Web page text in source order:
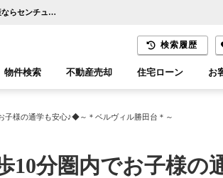
◆2路線利用可◎小・中学校徒歩10分圏内でお子様の通学も安心♪◆～＊ベルヴィル勝田台＊～【更新】 | 千葉市の不動産ならセンチュリー21千葉リアルティー
検索履歴
物件検索
木更津エリア
不動産売却 住宅ローン お
様の通学も安心♪◆～＊ベルヴィル勝田台＊～
分圏内でお子様の